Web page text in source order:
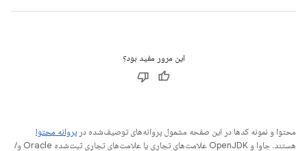
این مرور مفید بود؟
محتوا و نمونه کدها در این صفحه مشمول پروانه‌های توصیف‌شده در پروانه محتوا
هستند. جاوا و OpenJDK علامت‌های تجاری یا علامت‌های تجاری ثبت‌شده Oracle و/